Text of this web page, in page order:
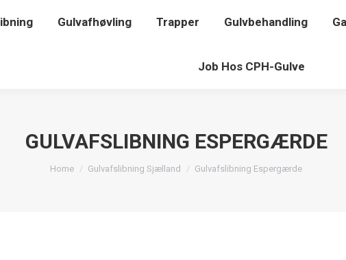
Gulvafhøvling Trapper Gulvbehandling
Job Hos CPH-Gulve
GULVAFSLIBNING ESPERGÆRDE
You are here:
Home Gulvafslibning Sjælland Gulvafslibning Espergærde